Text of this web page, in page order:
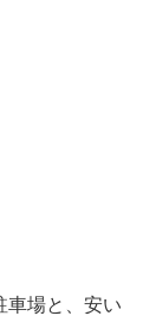
車場と、安い